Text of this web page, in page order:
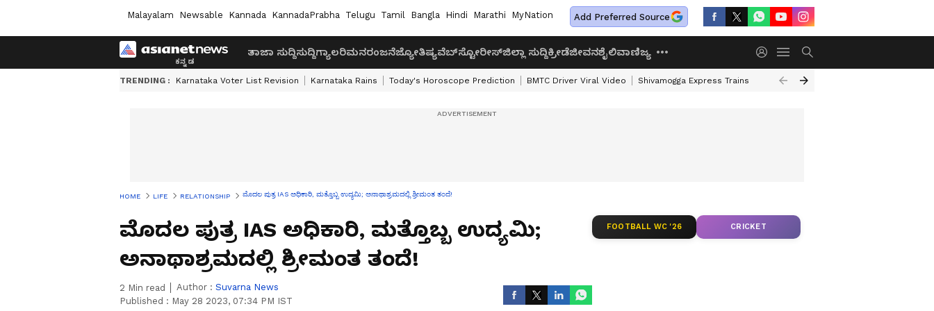
Malayalam Newsable Kannada KannadaPrabha Telugu Tamil Bangla Hindi Marathi MyNation Add Preferred Source
ತಾಜಾ ಸುದ್ದಿಸುದ್ದಿಗ್ಯಾಲರಿಮನರಂಜನೆಜ್ಯೋತಿಷ್ಯವೆಬ್‌ಸ್ಟೋರೀಸ್ಜಿಲ್ಲಾ ಸುದ್ದಿಕ್ರೀಡೆಜೀವನಶೈಲಿವಾಣಿಜ್ಯ
TRENDING : Karnataka Voter List Revision Karnataka Rains Today's Horoscope Prediction BMTC Driver Viral Video Shivamogga Express Trains Airtel Prepaid Plan
HOME LIFE RELATIONSHIP ಮೊದಲ ಪುತ್ರ IAS ಅಧಿಕಾರಿ, ಮತ್ತೊಬ್ಬ ಉದ್ಯಮಿ; ಅನಾಥಾಶ್ರಮದಲ್ಲಿ ಶ್ರೀಮಂತ ತಂದೆ!
ಮೊದಲ ಪುತ್ರ IAS ಅಧಿಕಾರಿ, ಮತ್ತೊಬ್ಬ ಉದ್ಯಮಿ;
ಅನಾಥಾಶ್ರಮದಲ್ಲಿ ಶ್ರೀಮಂತ ತಂದೆ!
2 Min read Author : Suvarna News
Published : May 28 2023, 07:34 PM IST
FOOTBALL WC '26 CRICKET